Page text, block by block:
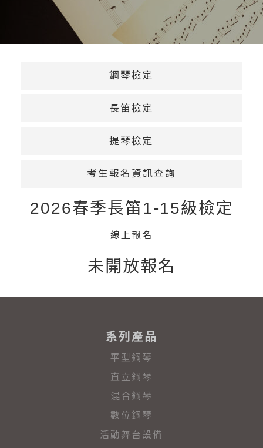
鋼琴檢定
長笛檢定
提琴檢定
考生報名資訊查詢
2026春季長笛1-15級檢定
線上報名
未開放報名
系列產品
平型鋼琴
直立鋼琴
混合鋼琴
數位鋼琴
活動舞台設備